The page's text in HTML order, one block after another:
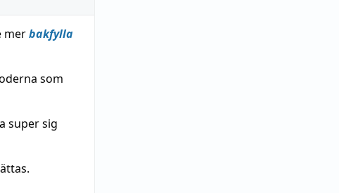
merbakfylla
som
super sig